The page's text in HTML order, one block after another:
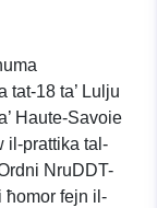
tat-18 ta’ Lulju
Haute-Savoie
il-prattika tal-
NruDDT-
ħomor fejn il-